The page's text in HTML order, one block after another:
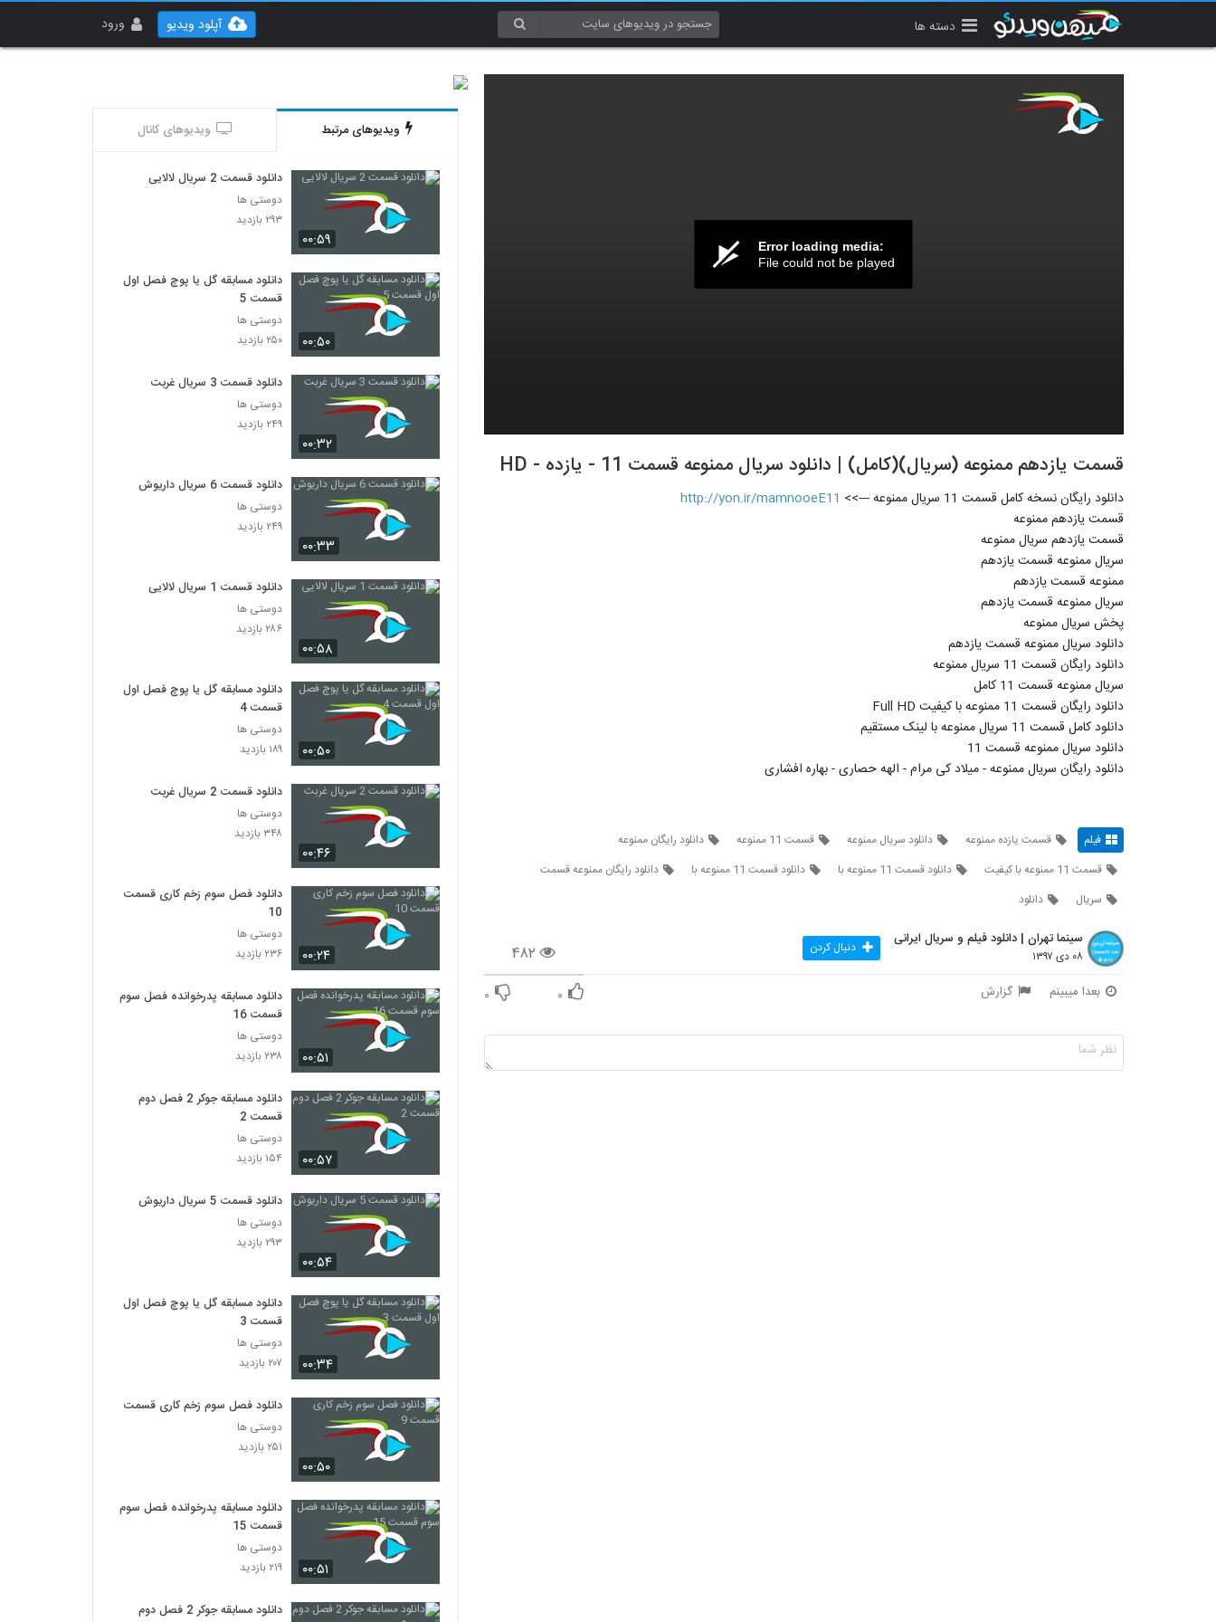
دسته ها ورود آپلود ویدیو
Error loading media:
File could not be played
قسمت يازدهم ممنوعه (سريال)(کامل) | دانلود سريال ممنوعه قسمت 11 - يازده - HD
دانلود رایگان نسخه کامل قسمت 11 سریال ممنوعه --->>
http://yon.ir/mamnooeE11
قسمت یازدهم ممنوعه
قسمت یازدهم سریال ممنوعه
سریال ممنوعه قسمت یازدهم
ممنوعه قسمت یازدهم
سریال ممنوعه قسمت یازدهم
پخش سریال ممنوعه
دانلود سریال ممنوعه قسمت یازدهم
دانلود رایگان قسمت 11 سریال ممنوعه
سریال ممنوعه قسمت 11 کامل
دانلود رایگان قسمت 11 ممنوعه با کیفیت Full HD
دانلود کامل قسمت 11 سریال ممنوعه با لینک مستقیم
دانلود سریال ممنوعه قسمت 11
دانلود رایگان سریال ممنوعه - میلاد کی مرام - الهه حصاری - بهاره افشاری
فیلم قسمت یازده ممنوعه دانلود سریال ممنوعه قسمت 11 ممنوعه
دانلود رایگان ممنوعه
قسمت 11 ممنوعه با کیفیت
دانلود قسمت 11 ممنوعه با دانلود قسمت 11 ممنوعه با
دانلود رایگان ممنوعه قسمت
سریال
دانلود
۴۸۲
سینما تهران | دانلود فیلم و سریال ایرانی
۰۸ دی ۱۳۹۷ دنبال کردن
بعدا میبینم گزارش ۰ ۰
ویدیوهای مرتبط ویدیوهای کانال
۰۰:۵۹
دانلود قسمت 2 سریال لالایی
دوستی ها
۲۹۳ بازدید
۰۰:۵۰
دانلود مسابقه گل یا پوچ فصل اول
قسمت 5
دوستی ها
۲۵۰ بازدید
۰۰:۳۲
دانلود قسمت 3 سریال غربت
دوستی ها
۲۴۹ بازدید
۰۰:۳۳
دانلود قسمت 6 سریال داریوش
دوستی ها
۲۴۹ بازدید
۰۰:۵۸
دانلود قسمت 1 سریال لالایی
دوستی ها
۲۸۶ بازدید
۰۰:۵۰
دانلود مسابقه گل یا پوچ فصل اول
قسمت 4
دوستی ها
۱۸۹ بازدید
۰۰:۴۶
دانلود قسمت 2 سریال غربت
دوستی ها
۳۴۸ بازدید
۰۰:۲۴
دانلود فصل سوم زخم کاری قسمت
10
دوستی ها
۲۳۶ بازدید
۰۰:۵۱
دانلود مسابقه پدرخوانده فصل سوم
قسمت 16
دوستی ها
۲۳۸ بازدید
۰۰:۵۷
دانلود مسابقه جوکر 2 فصل دوم
قسمت 2
دوستی ها
۱۵۴ بازدید
۰۰:۵۴
دانلود قسمت 5 سریال داریوش
دوستی ها
۲۹۳ بازدید
۰۰:۳۴
دانلود مسابقه گل یا پوچ فصل اول
قسمت 3
دوستی ها
۲۰۷ بازدید
۰۰:۵۰
دانلود فصل سوم زخم کاری قسمت 9
دوستی ها
۲۵۱ بازدید
۰۰:۵۱
دانلود مسابقه پدرخوانده فصل سوم
قسمت 15
دوستی ها
۲۱۹ بازدید
دانلود مسابقه جوکر 2 فصل دوم